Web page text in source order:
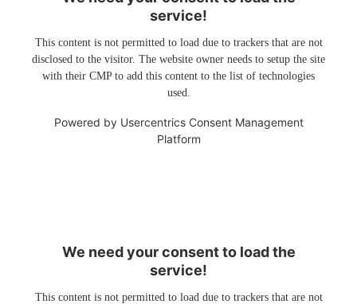
service!
This content is not permitted to load due to trackers that are not
disclosed to the visitor. The website owner needs to setup the site
with their CMP to add this content to the list of technologies
used.
Powered by Usercentrics Consent Management
Platform
We need your consent to load the
service!
This content is not permitted to load due to trackers that are not